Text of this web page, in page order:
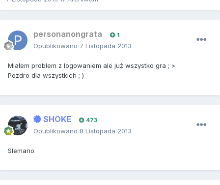
personanongrata 1
Opublikowano 7 Listopada 2013
Miałem problem z logowaniem ale już wszystko gra ; >
Pozdro dla wszystkich ; )
SHOKE 473
Opublikowano 8 Listopada 2013
SIemano